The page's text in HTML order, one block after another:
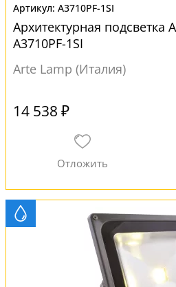
A3710PF-1SI
Архитектурная подсветка
A3710PF-1SI
Arte Lamp (Италия)
14 538 ₽